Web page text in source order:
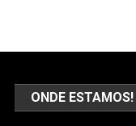
ONDE ESTAMOS!